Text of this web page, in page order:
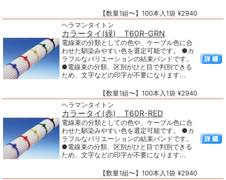
【数量1組〜】100本入1袋 ¥2940
ヘラマンタイトン
カラータイ(緑) T60R-GRN
電線束の分類としての色や、ケーブル色に合
わせた馴染みやすい色を選定可能です。 ●カ
ラフルなバリエーションの結束バンドです。
●電線束の分類、区別がひと目で判別できる
ため、文字などの印字が不要になります...
【数量1組〜】100本入1袋 ¥2940
ヘラマンタイトン
カラータイ(赤) T60R-RED
電線束の分類としての色や、ケーブル色に合
わせた馴染みやすい色を選定可能です。 ●カ
ラフルなバリエーションの結束バンドです。
●電線束の分類、区別がひと目で判別できる
ため、文字などの印字が不要になります...
【数量1組〜】100本入1袋 ¥2940